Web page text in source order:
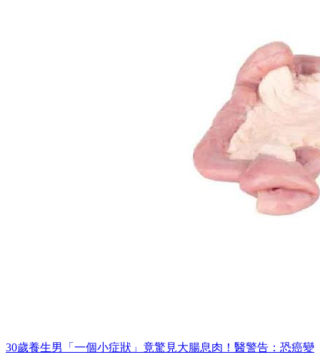
30歲養生男「一個小症狀」竟驚見大腸息肉！醫警告：恐癌變